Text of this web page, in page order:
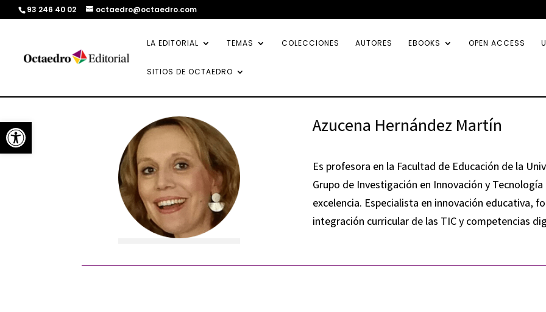
Abrir barra de herramientas
93 246 40 02 octaedro@octaedro.com
LA EDITORIAL TEMAS COLECCIONES AUTORES EBOOKS OPEN ACCESS
SITIOS DE OCTAEDRO
Azucena Hernández Martín
Es profesora en la Facultad de Educación de la
Grupo de Investigación en Innovación y
excelencia. Especialista en innovación educativa,
integración curricular de las TIC y competencias